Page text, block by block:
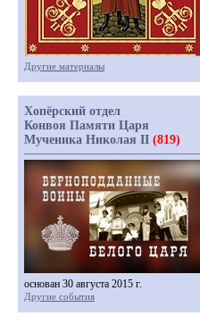
Другие материалы
Хопёрский отдел
Конвоя Памяти Царя
Мученика Николая II (819)
основан 30 августа 2015 г.
Другие события